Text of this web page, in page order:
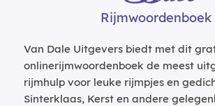
Rijmwoordenboek
Van Dale Uitgevers biedt met dit
onlinerijmwoordenboek de meest
rijmhulp voor leuke rijmpjes en
Sinterklaas, Kerst en andere